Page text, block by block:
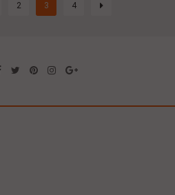
2 3 4